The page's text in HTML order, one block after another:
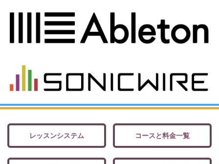
レッスンシステム コースと料金一覧